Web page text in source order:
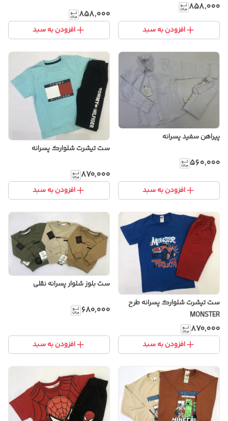
۸۵۸٬۰۰۰
افزودن به سبد
۸۵۸٬۰۰۰
افزودن به سبد
پیراهن سفید پسرانه
۵۶۰٬۰۰۰
افزودن به سبد
ست تیشرت شلوارک پسرانه
۸۷۰٬۰۰۰
افزودن به سبد
ست تیشرت شلوارک پسرانه طرح
MONSTER
۸۷۰٬۰۰۰
افزودن به سبد
ست بلوز شلوار پسرانه نقلی
۶۸۰٬۰۰۰
افزودن به سبد